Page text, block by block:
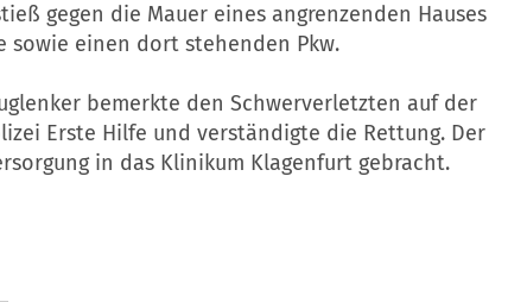
gegen die Mauer eines angrenzenden Hauses
sowie einen dort stehenden Pkw.
bemerkte den Schwerverletzten auf der
Erste Hilfe und verständigte die Rettung. Der
in das Klinikum Klagenfurt gebracht.